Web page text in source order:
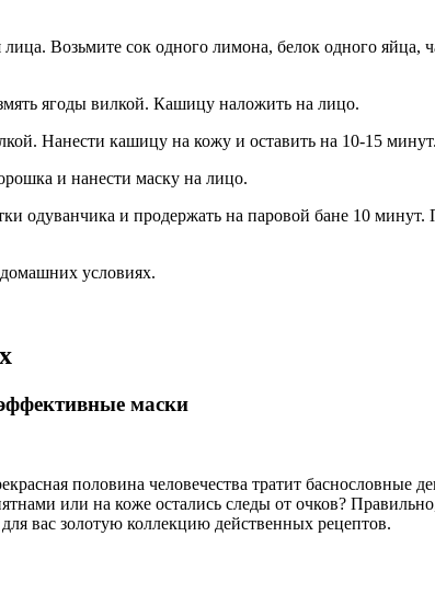
Возьмите сок одного лимона, белок одного
ягоды вилкой. Кашицу наложить на лицо.
Нанести кашицу на кожу и оставить на 10-15 минут.
и нанести маску на лицо.
одуванчика и продержать на паровой бане 10
условиях.
маски
половина человечества тратит баснословные
или на коже остались следы от очков?
вас золотую коллекцию действенных рецептов.